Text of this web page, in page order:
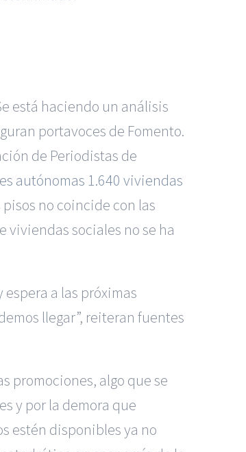
está haciendo un análisis
portavoces de Fomento.
de Periodistas de
autónomas 1.640 viviendas
no coincide con las
viviendas sociales no se ha
a las próximas
llegar”, reiteran fuentes
promociones, algo que se
y por la demora que
estén disponibles ya no